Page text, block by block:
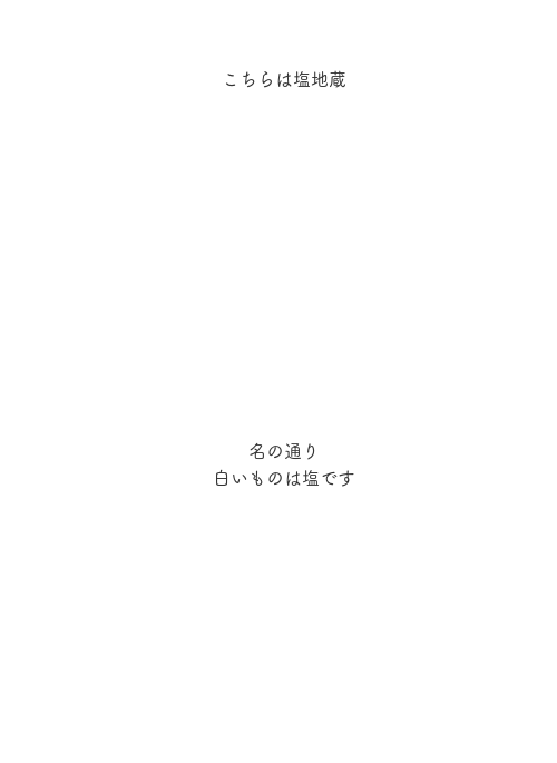
こちらは塩地蔵
名の通り
白いものは塩です